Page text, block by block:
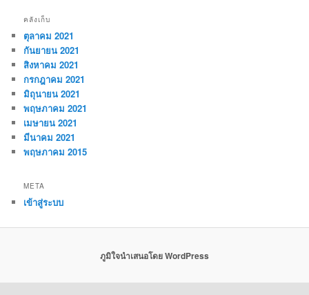
คลังเก็บ
ตุลาคม 2021
กันยายน 2021
สิงหาคม 2021
กรกฎาคม 2021
มิถุนายน 2021
พฤษภาคม 2021
เมษายน 2021
มีนาคม 2021
พฤษภาคม 2015
META
เข้าสู่ระบบ
ภูมิใจนำเสนอโดย WordPress